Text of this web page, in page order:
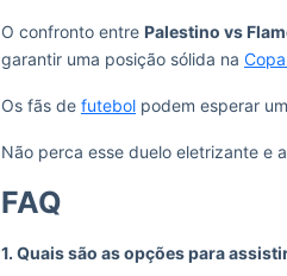
O confronto entre Palestino vs
garantir uma posição sólida na
Os fãs de futebol podem esperar
Não perca esse duelo eletrizante e
FAQ
1. Quais são as opções para